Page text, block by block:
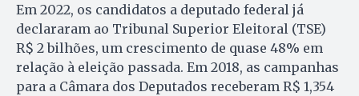
Em 2022, os candidatos a deputado federal já
declararam ao Tribunal Superior Eleitoral (TSE)
R$ 2 bilhões, um crescimento de quase 48% em
relação à eleição passada. Em 2018, as campanhas
para a Câmara dos Deputados receberam R$ 1,354